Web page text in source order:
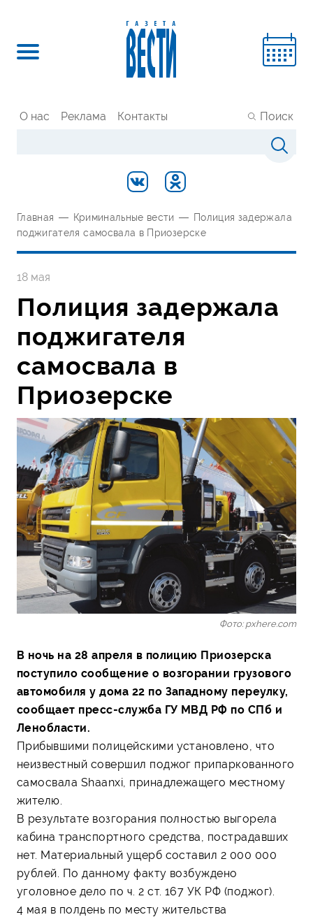
О нас Реклама Контакты Поиск
Главная — Криминальные вести — Полиция задержала
поджигателя самосвала в Приозерске
18 мая
Полиция задержала
поджигателя
самосвала в
Приозерске
Фото: pxhere.com
В ночь на 28 апреля в полицию Приозерска
поступило сообщение о возгорании грузового
автомобиля у дома 22 по Западному переулку,
сообщает пресс-служба ГУ МВД РФ по СПб и
Ленобласти.
Прибывшими полицейскими установлено, что
неизвестный совершил поджог припаркованного
самосвала Shaanxi, принадлежащего местному
жителю.
В результате возгорания полностью выгорела
кабина транспортного средства, пострадавших
нет. Материальный ущерб составил 2 000 000
рублей. По данному факту возбуждено
уголовное дело по ч. 2 ст. 167 УК РФ (поджог).
4 мая в полдень по месту жительства